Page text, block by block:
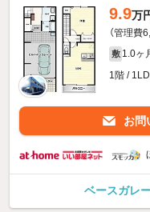
9.9万
（管理費
敷 1.0ヶ
1階 /
お問
ベースガレ